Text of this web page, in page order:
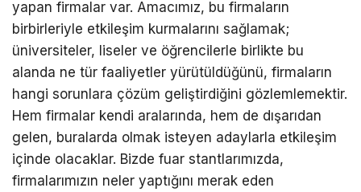
yapan firmalar var. Amacımız, bu firmaların
birbirleriyle etkileşim kurmalarını sağlamak;
üniversiteler, liseler ve öğrencilerle birlikte bu
alanda ne tür faaliyetler yürütüldüğünü, firmaların
hangi sorunlara çözüm geliştirdiğini gözlemlemektir.
Hem firmalar kendi aralarında, hem de dışarıdan
gelen, buralarda olmak isteyen adaylarla etkileşim
içinde olacaklar. Bizde fuar stantlarımızda,
firmalarımızın neler yaptığını merak eden